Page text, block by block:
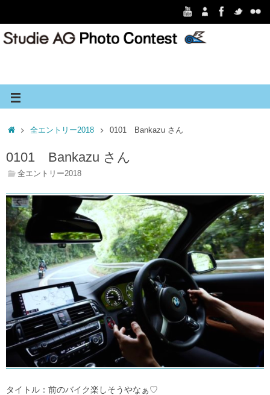
全エントリー2018 0101 Bankazu さん
0101 Bankazu さん
全エントリー2018
タイトル：前のバイク楽しそうやなぁ♡